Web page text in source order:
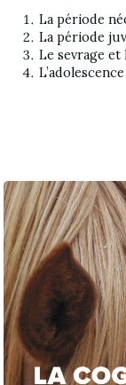
La période
La période
Le sevrage et
L’adolescence